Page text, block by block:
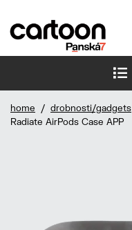
home / drobnosti/gadgets
Radiate AirPods Case APP